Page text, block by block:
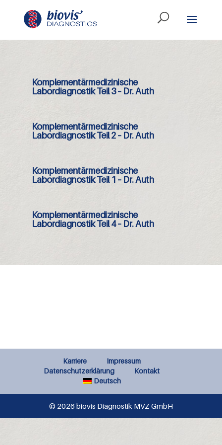
Komplementärmedizinische
Labordiagnostik Teil 3 – Dr. Auth
Komplementärmedizinische
Labordiagnostik Teil 2 – Dr. Auth
Komplementärmedizinische
Labordiagnostik Teil 1 – Dr. Auth
Komplementärmedizinische
Labordiagnostik Teil 4 – Dr. Auth
Karriere
Impressum
Datenschutzerklärung
Kontakt
Deutsch
© 2026 biovis Diagnostik MVZ GmbH